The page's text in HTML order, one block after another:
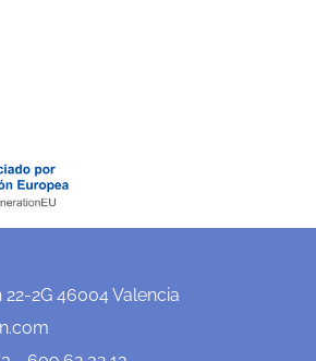
2G 46004 Valencia